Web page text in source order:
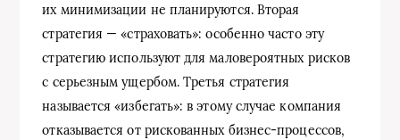
их минимизации не планируются. Вторая
стратегия — «страховать»: особенно часто эту
стратегию используют для маловероятных рисков
с серьезным ущербом. Третья стратегия
называется «избегать»: в этому случае компания
отказывается от рискованных бизнес-процессов,